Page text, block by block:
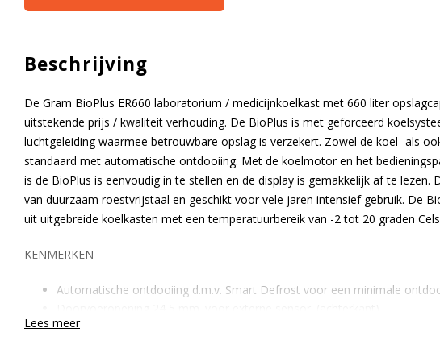
Beschrijving
De Gram BioPlus ER660 laboratorium / medicijnkoelkast met 660 liter
uitstekende prijs / kwaliteit verhouding. De BioPlus is met geforceerd
luchtgeleiding waarmee betrouwbare opslag is verzekert. Zowel de koel- als
standaard met automatische ontdooiing. Met de koelmotor en het
is de BioPlus is eenvoudig in te stellen en de display is gemakkelijk af te lezen.
van duurzaam roestvrijstaal en geschikt voor vele jaren intensief gebruik. De
uit uitgebreide koelkasten met een temperatuurbereik van -2 tot 20 graden
KENMERKEN
Automatische ontdooiing d.m.v. Smart Defrost voor een minimale
Electronische besturing met service- en noodprogramma.
Lees meer